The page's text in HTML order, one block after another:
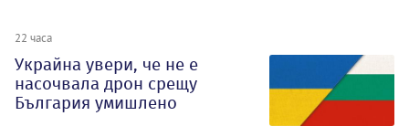
22 часа
Украйна увери, че не е
насочвала дрон срещу
България умишлено